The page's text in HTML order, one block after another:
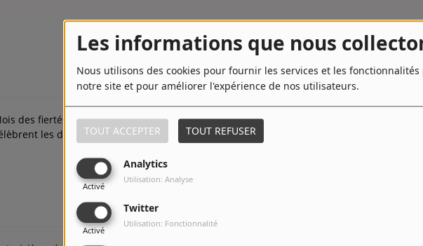
Les informations que nous
Nous utilisons des cookies pour fournir les services et les fonctionnalités
notre site et pour améliorer l'expérience de nos utilisateurs.
TOUT ACCEPTER TOUT REFUSER
Analytics
Activé
Utilisation: Analyse
Twitter
Activé
Utilisation: Fonctionnalité
des fiertés 2024 : Bruxelles, Liège et Namur se parent des couleurs de l’arc-en-ciel et
les droits LGBTQIA+